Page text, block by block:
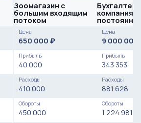
Зоомагазин с
большим входящим
потоком
Цена
650 000 ₽
Прибыль
40 000
Расходы
410 000
Обороты
450 000
компания с
клиентами
Цена
9 000 000
Прибыль
343 353
Расходы
881 628
Обороты
1 224 981